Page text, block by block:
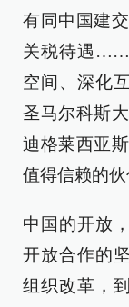
有同中国建
关税待遇……
空间、深化
圣马尔科斯
迪格莱西亚
值得信赖的伙
中国的开放
开放合作的
组织改革，